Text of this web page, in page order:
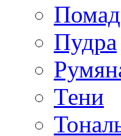
Пудра
Тени